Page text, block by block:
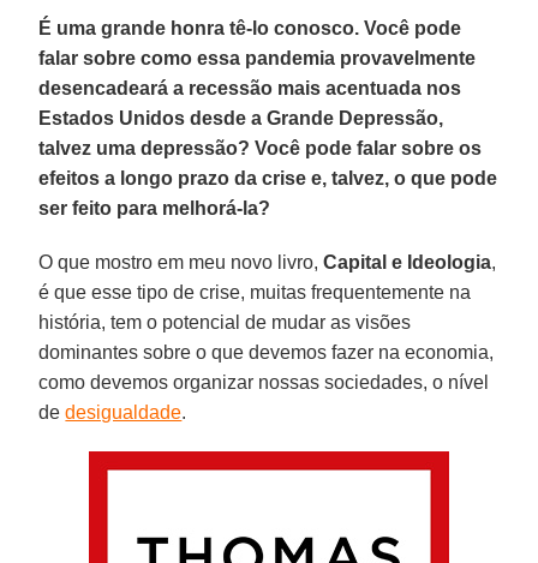
É uma grande honra tê-lo conosco. Você pode
falar sobre como essa pandemia provavelmente
desencadeará a recessão mais acentuada nos
Estados Unidos desde a Grande Depressão,
talvez uma depressão? Você pode falar sobre os
efeitos a longo prazo da crise e, talvez, o que pode
ser feito para melhorá-la?
O que mostro em meu novo livro,Capital e Ideologia,
é que esse tipo de crise, muitas frequentemente na
história, tem o potencial de mudar as visões
dominantes sobre o que devemos fazer na economia,
como devemos organizar nossas sociedades, o nível
dedesigualdade.